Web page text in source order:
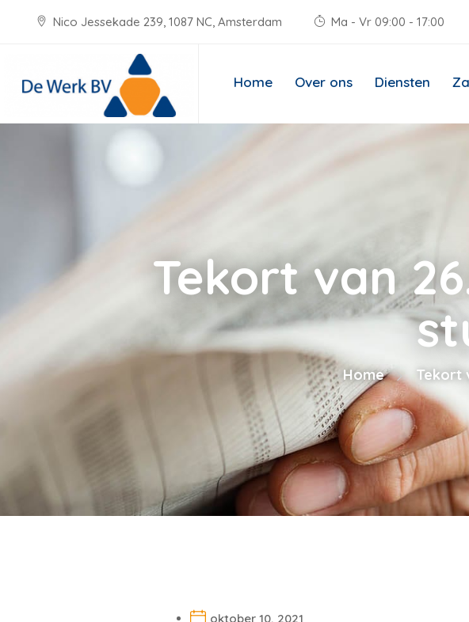
Nico Jessekade 239, 1087 NC, Amsterdam Ma - Vr 09:00 - 17:00
Home Over ons Diensten
Tekort van
Home Tekort
oktober 10, 2021